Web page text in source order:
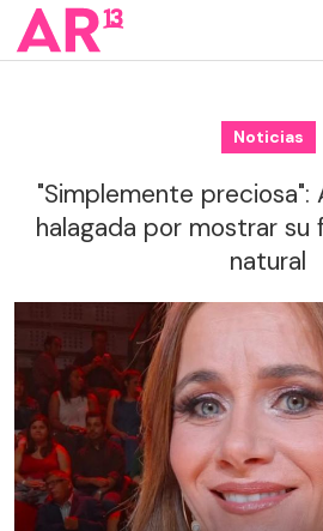
Noticias
"Simplemente preciosa":
halagada por mostrar su
natural